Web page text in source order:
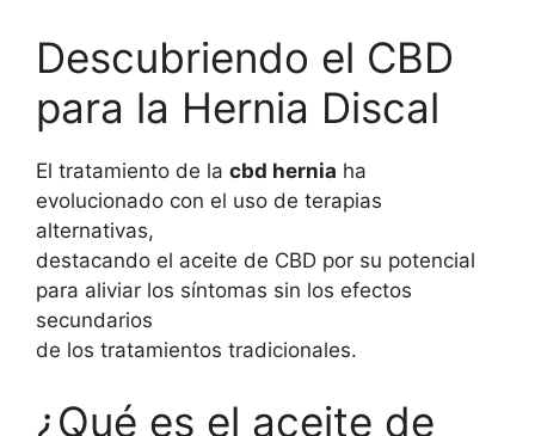
Descubriendo el CBD
para la Hernia Discal
El tratamiento de la cbd hernia ha
evolucionado con el uso de terapias
alternativas,
destacando el aceite de CBD por su potencial
para aliviar los síntomas sin los efectos
secundarios
de los tratamientos tradicionales.
¿Qué es el aceite de